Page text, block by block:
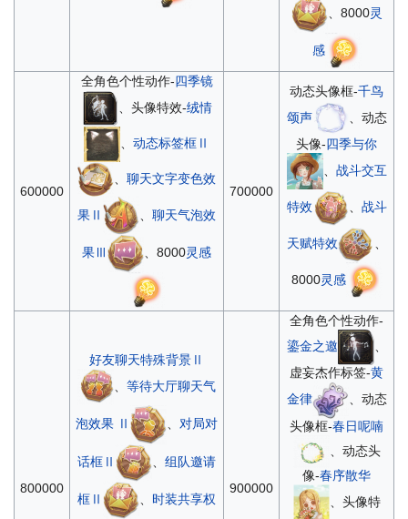
、8000灵
感
600000
全角色个性动作-四季镜
、头像特效-绒情
动态标签框Ⅱ
聊天文字变色效
果Ⅱ 聊天气泡效
果Ⅲ 、8000灵感
700000
动态头像框-千鸟
颂声
、动态
头像-四季与你
、 战斗交互
特效 战斗
天赋特效
8000灵感
800000
好友聊天特殊背景Ⅱ
等待大厅聊天气
泡效果 Ⅱ 对局对
话框Ⅱ 组队邀请
框Ⅱ 时装共享权
900000
全角色个性动作-
鎏金之邀
虚妄杰作标签-黄
金律
、动态
头像框-春日呢喃
、动态头
像-春序散华
、头像特